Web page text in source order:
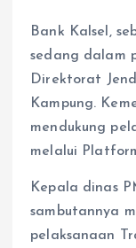
Bank Kalsel,
sedang dalam
Direktorat
Kampung.
mendukung
melalui
Kepala dinas
sambutannya
pelaksanaan